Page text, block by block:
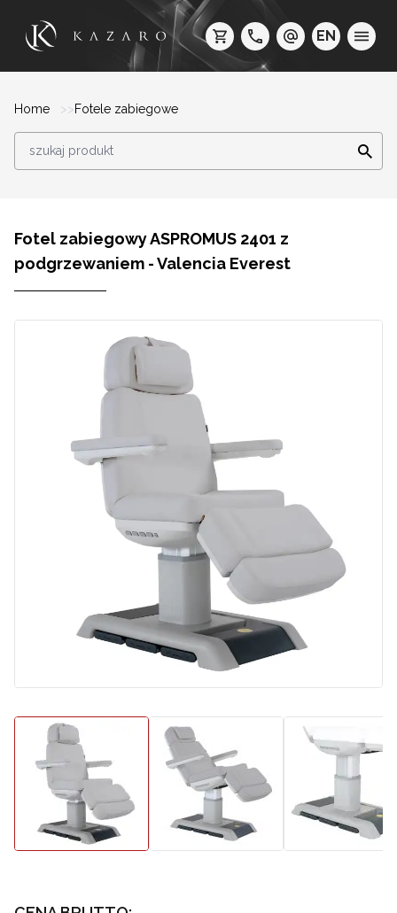
EN
Home Fotele zabiegowe
Fotel zabiegowy ASPROMUS 2401 z
podgrzewaniem - Valencia Everest